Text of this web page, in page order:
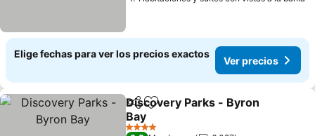
Elige fechas para ver los precios exactos
Ver precios
CompartirAgregar a favoritos
Discovery Parks - Byron
Bay
Ver precios
4 Estrellas